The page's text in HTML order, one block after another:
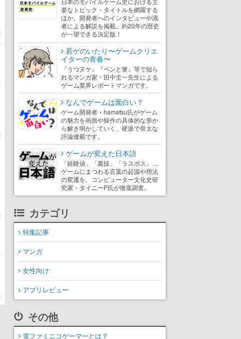
要なトピック・タイトルを網羅する
ほか、開発者へのインタビューや識
者による解説を掲載。約20年の歴史
が一望できる決定版！
若ゲのいたり〜ゲームクリエ
イターの青春〜
『うつヌケ』『ペンと箸』等で知ら
れるマンガ家・田中圭一先生による
ゲーム業界レポートマンガです。
なんでゲームは面白い？
ゲーム開発者・hamatsu氏がゲーム
の魅力を画面や操作の具体的な形か
ら解き明かしていく、硬派で骨太な
評論連載です。
ゲームが変えた日本語
「経験値」「裏技」「ラスボス」…
ゲームにまつわる言葉の起源や用法
の変遷を、コンピューター文化史研
究家・タイニーP氏が徹底調査。
カテゴリ
特集記事
マンガ
女性向け
アプリレビュー
その他
電ファミニコゲーマーとは？